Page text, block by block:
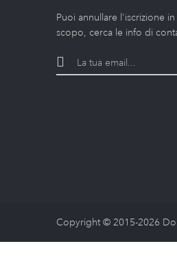
Puoi annullare l'iscrizione
scopo, cerca le info di
Copyright © 2015-2026